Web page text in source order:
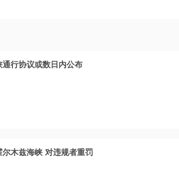
行协议或数日内公布
木兹海峡 对违规者重罚